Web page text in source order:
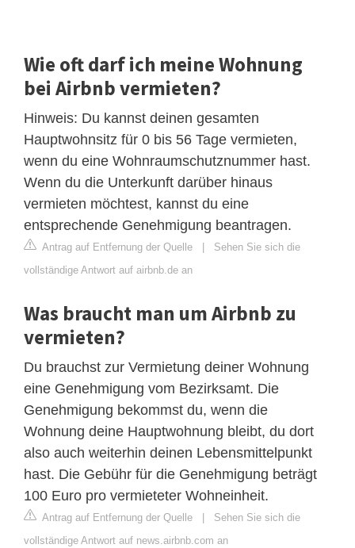
Wie oft darf ich meine Wohnung
bei Airbnb vermieten?
Hinweis: Du kannst deinen gesamten
Hauptwohnsitz für 0 bis 56 Tage vermieten,
wenn du eine Wohnraumschutznummer hast.
Wenn du die Unterkunft darüber hinaus
vermieten möchtest, kannst du eine
entsprechende Genehmigung beantragen.
Antrag auf Entfernung der Quelle
Sehen Sie sich die
vollständige Antwort auf airbnb.de an
Was braucht man um Airbnb zu
vermieten?
Du brauchst zur Vermietung deiner Wohnung
eine Genehmigung vom Bezirksamt. Die
Genehmigung bekommst du, wenn die
Wohnung deine Hauptwohnung bleibt, du dort
also auch weiterhin deinen Lebensmittelpunkt
hast. Die Gebühr für die Genehmigung beträgt
100 Euro pro vermieteter Wohneinheit.
Antrag auf Entfernung der Quelle
Sehen Sie sich die
vollständige Antwort auf news.airbnb.com an